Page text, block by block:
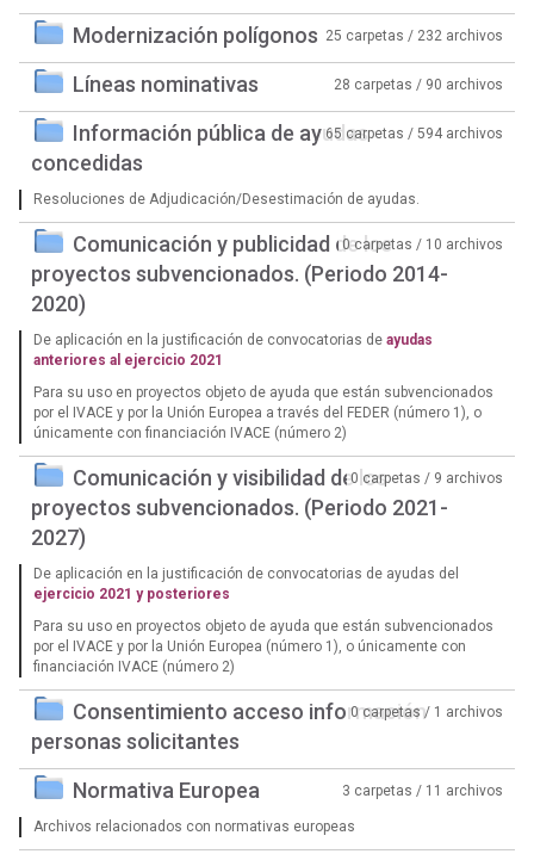
Modernización polígonos 25 carpetas / 232 archivos
Líneas nominativas 28 carpetas / 90 archivos
Información pública de ayudas
concedidas
65 carpetas / 594 archivos
Resoluciones de Adjudicación/Desestimación de ayudas.
Comunicación y publicidad de los
proyectos subvencionados. (Periodo 2014-
2020)
0 carpetas / 10 archivos
De aplicación en la justificación de convocatorias de ayudas
anteriores al ejercicio 2021
Para su uso en proyectos objeto de ayuda que están subvencionados
por el IVACE y por la Unión Europea a través del FEDER (número 1), o
únicamente con financiación IVACE (número 2)
Comunicación y visibilidad de los
proyectos subvencionados. (Periodo 2021-
2027)
0 carpetas / 9 archivos
De aplicación en la justificación de convocatorias de ayudas del
ejercicio 2021 y posteriores
Para su uso en proyectos objeto de ayuda que están subvencionados
por el IVACE y por la Unión Europea (número 1), o únicamente con
financiación IVACE (número 2)
Consentimiento acceso información
personas solicitantes
0 carpetas / 1 archivos
Normativa Europea 3 carpetas / 11 archivos
Archivos relacionados con normativas europeas